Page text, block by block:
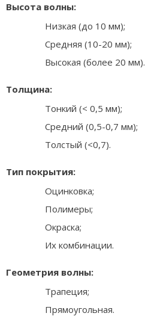
Высота волны:
Низкая (до 10 мм);
Средняя (10-20 мм);
Высокая (более 20 мм).
Толщина:
Тонкий (< 0,5 мм);
Средний (0,5-0,7 мм);
Толстый (<0,7).
Тип покрытия:
Оцинковка;
Полимеры;
Окраска;
Их комбинации.
Геометрия волны:
Трапеция;
Прямоугольная.